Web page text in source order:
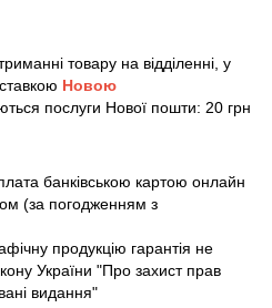
товару на відділенні, у
Новою
послуги Нової пошти: 20 грн
банківською картою онлайн
(за погодженням з
продукцію гарантія не
України "Про захист прав
видання"